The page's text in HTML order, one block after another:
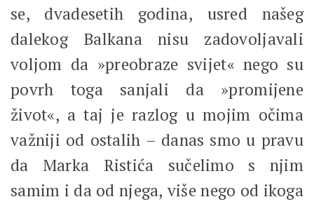
se, dvadesetih godina, usred našeg
dalekog Balkana nisu zadovoljavali
voljom da »preobraze svijet« nego su
povrh toga sanjali da »promijene
život«, a taj je razlog u mojim očima
važniji od ostalih – danas smo u pravu
da Marka Ristića sučelimo s njim
samim i da od njega, više nego od ikoga